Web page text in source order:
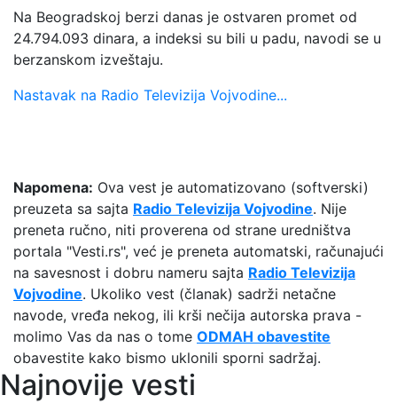
Na Beogradskoj berzi danas je ostvaren promet od
24.794.093 dinara, a indeksi su bili u padu, navodi se u
berzanskom izveštaju.
Nastavak na Radio Televizija Vojvodine...
Napomena: Ova vest je automatizovano (softverski)
preuzeta sa sajta Radio Televizija Vojvodine. Nije
preneta ručno, niti proverena od strane uredništva
portala "Vesti.rs", već je preneta automatski, računajući
na savesnost i dobru nameru sajta Radio Televizija
Vojvodine. Ukoliko vest (članak) sadrži netačne
navode, vređa nekog, ili krši nečija autorska prava -
molimo Vas da nas o tome ODMAH obavestite
obavestite kako bismo uklonili sporni sadržaj.
Najnovije vesti